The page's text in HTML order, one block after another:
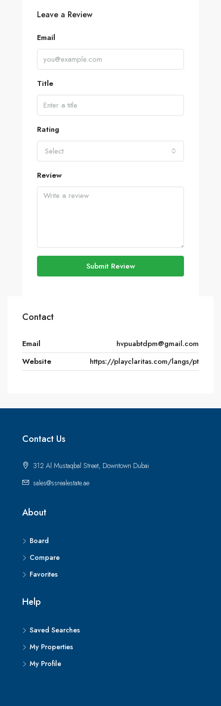
Leave a Review
Email
Title
Rating
Select
Review
Submit Review
Contact
Email
hvpuabtdpm@gmail.com
Website
https://playclaritas.com/langs/pt
Contact Us
312 Al Mustaqbal Street, Downtown Dubai
sales@ssrealestate.ae
About
Board
Compare
Favorites
Help
Saved Searches
My Properties
My Profile